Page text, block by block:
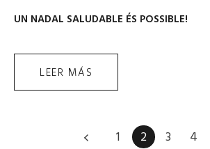
UN NADAL SALUDABLE ÉS POSSIBLE!
LEER MÁS
1 2 3 4